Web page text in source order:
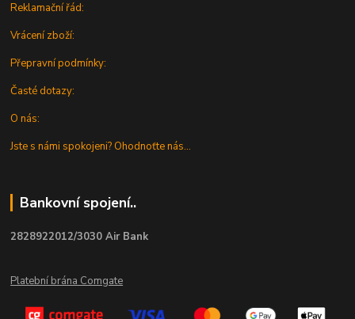
Reklamační řád:
Vrácení zboží:
Přepravní podmínky:
Časté dotazy:
O nás:
Jste s námi spokojeni? Ohodnoťte nás...
Bankovní spojení..
2828922012/3030 Air Bank
Platební brána Comgate